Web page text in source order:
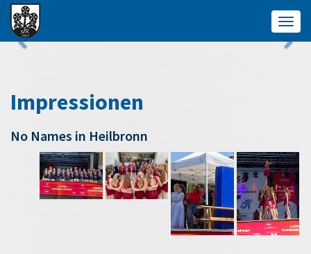
Impressionen
No Names in Heilbronn